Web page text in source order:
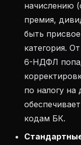
начислению
премия,
быть
категория.
6-НДФЛ
по налогу на
кодам БК.